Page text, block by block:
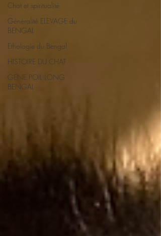
Chat et spiritualité
Généralité ELEVAGE du
BENGAL
Ethologie du Bengal
HISTOIRE DU CHAT
GENE POIL LONG
BENGAL